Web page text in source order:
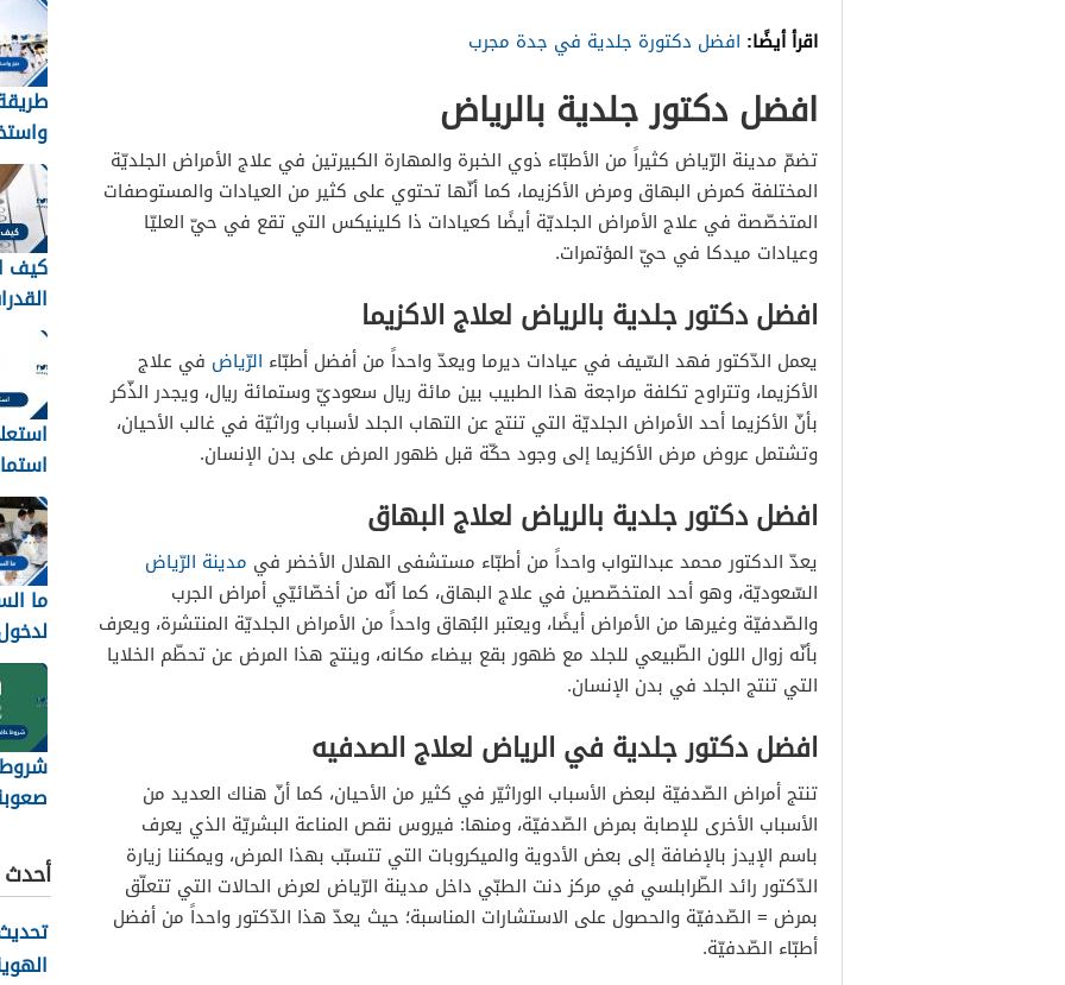
اقرأ أيضًا: افضل دكتورة جلدية في جدة مجرب
افضل دكتور جلدية بالرياض
تضمّ مدينة الرّياض كثيراً من الأطبّاء ذوي الخبرة والمهارة الكبيرتين في علاج الأمراض الجلديّة
المختلفة كمرض البهاق ومرض الأكزيما، كما أنّها تحتوي على كثير من العيادات والمستوصفات
المتخصّصة في علاج الأمراض الجلديّة أيضًا كعيادات ذا كلينيكس التي تقع في حيّ العليّا
وعيادات ميدكا في حيّ المؤتمرات.
افضل دكتور جلدية بالرياض لعلاج الاكزيما
يعمل الدّكتور فهد السّيف في عيادات ديرما ويعدّ واحداً من أفضل أطبّاء الرّياض في علاج
الأكزيما، وتتراوح تكلفة مراجعة هذا الطبيب بين مائة ريال سعوديّ وستمائة ريال، ويجدر الذّكر
بأنّ الأكزيما أحد الأمراض الجلديّة التي تنتج عن التهاب الجلد لأسباب وراثيّة في غالب الأحيان،
وتشتمل عروض مرض الأكزيما إلى وجود حكّة قبل ظهور المرض على بدن الإنسان.
افضل دكتور جلدية بالرياض لعلاج البهاق
يعدّ الدكتور محمد عبدالتواب واحداً من أطبّاء مستشفى الهلال الأخضر في مدينة الرّياض
السّعوديّة، وهو أحد المتخصّصين في علاج البهاق، كما أنّه من أخصّائيّي أمراض الجرب
والصّدفيّة وغيرها من الأمراض أيضًا، ويعتبر البُهاق واحداً من الأمراض الجلديّة المنتشرة، ويعرف
بأنّه زوال اللون الطّبيعي للجلد مع ظهور بقع بيضاء مكانه، وينتج هذا المرض عن تحطّم الخلايا
التي تنتج الجلد في بدن الإنسان.
افضل دكتور جلدية في الرياض لعلاج الصدفيه
تنتج أمراض الصّدفيّة لبعض الأسباب الوراثيّر في كثير من الأحيان، كما أنّ هناك العديد من
الأسباب الأخرى للإصابة بمرض الصّدفيّة، ومنها: فيروس نقص المناعة البشريّة الذي يعرف
باسم الإيدز بالإضافة إلى بعض الأدوية والميكروبات التي تتسبّب بهذا المرض، ويمكننا زيارة
الدّكتور رائد الطّرابلسي في مركز دنت الطبّي داخل مدينة الرّياض لعرض الحالات التي تتعلّق
بمرض = الصّدفيّة والحصول على الاستشارات المناسبة؛ حيث يعدّ هذا الدّكتور واحداً من أفضل
أطبّاء الصّدفيّة.
حج
كيف
1448
ما
1448
شروط
أحدث
الهوية 1448